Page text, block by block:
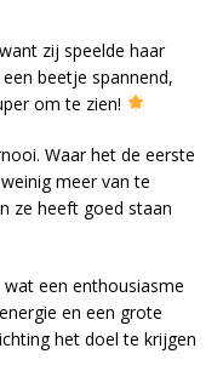
zij speelde haar
beetje spannend,
om te zien!
Waar het de eerste
meer van te
ze heeft goed staan
een enthousiasme
en een grote
het doel te krijgen